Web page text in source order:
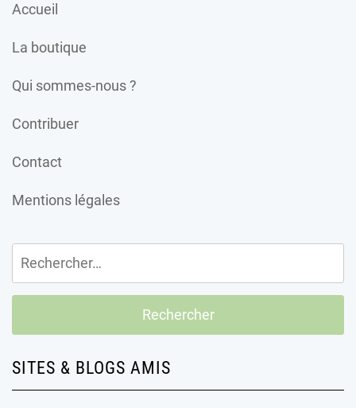
Accueil
La boutique
Qui sommes-nous ?
Contribuer
Contact
Mentions légales
Rechercher :
SITES & BLOGS AMIS